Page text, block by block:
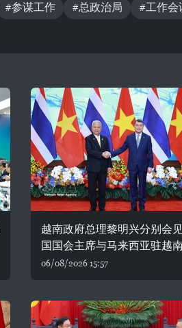
#参谋工作 #总政治局 #工作会
越南政府总理黎明兴分别会
国国会主席与马来西亚驻越
06/08/2026 15:57